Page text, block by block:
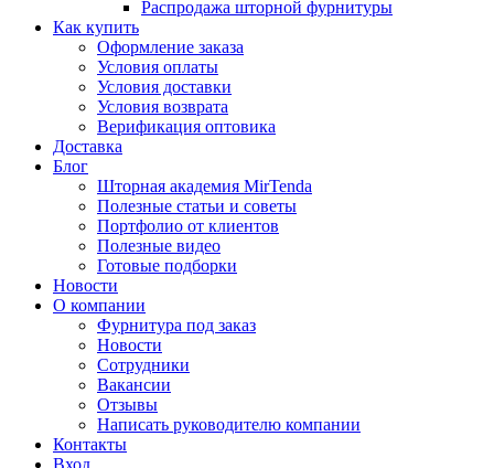
Распродажа шторной фурнитуры
Как купить
Оформление заказа
Условия оплаты
Условия доставки
Условия возврата
Верификация оптовика
Доставка
Блог
Шторная академия MirTenda
Полезные статьи и советы
Портфолио от клиентов
Полезные видео
Готовые подборки
Новости
О компании
Фурнитура под заказ
Новости
Сотрудники
Вакансии
Отзывы
Написать руководителю компании
Контакты
Вход